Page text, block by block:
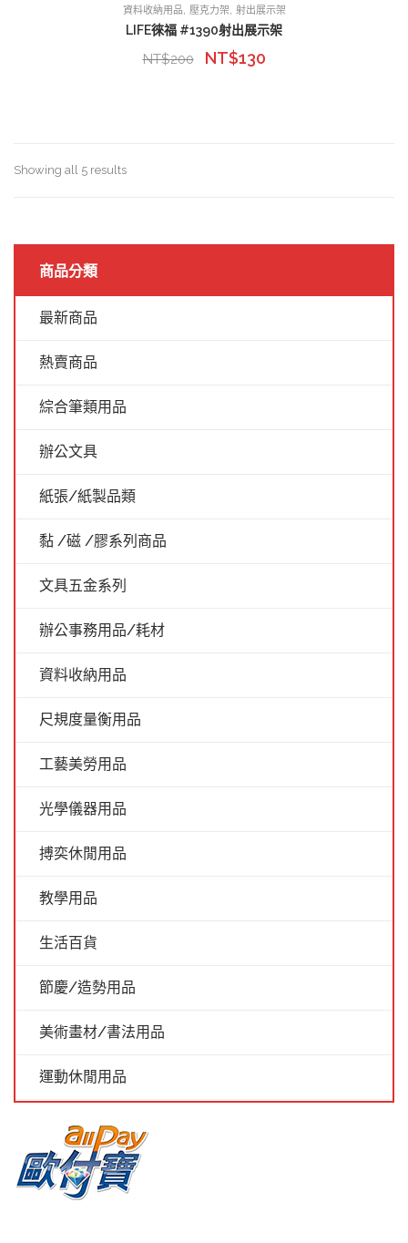
資料收納用品 壓克力架 射出展示架
LIFE徠福 #1390射出展示架
NT$200 NT$130
Showing all 5 results
商品分類
最新商品
熱賣商品
綜合筆類用品
辦公文具
紙張/紙製品類
黏 /磁 /膠系列商品
文具五金系列
辦公事務用品/耗材
資料收納用品
尺規度量衡用品
工藝美勞用品
光學儀器用品
搏奕休閒用品
教學用品
生活百貨
節慶/造勢用品
美術畫材/書法用品
運動休閒用品